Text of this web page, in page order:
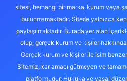
sitesi, herhangi bir marka, kurum veya
bulunmamaktadır. Sitede yalnızca
paylaşılmaktadır. Burada yer alan
olup, gerçek kurum ve kişiler hakkında
Gerçek kurum ve kişiler ile isim
Sitemiz, kar amacı gütmeyen ve
platformudur. Hukuka ve yasal